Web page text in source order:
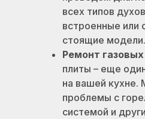
всех типов
встроенные или
стоящие модели.
Ремонт
плиты – еще
на вашей кухне.
проблемы с
системой и